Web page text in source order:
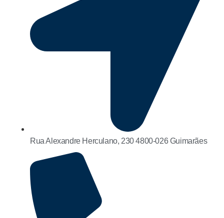
Rua Alexandre Herculano, 230 4800-026 Guimarães